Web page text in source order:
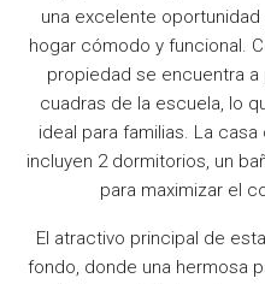
una excelente
hogar cómodo y funcional.
propiedad se encuentra
cuadras de la escuela, lo
ideal para familias. La
incluyen 2 dormitorios, un
para maximizar el
El atractivo principal de
fondo, donde una hermosa